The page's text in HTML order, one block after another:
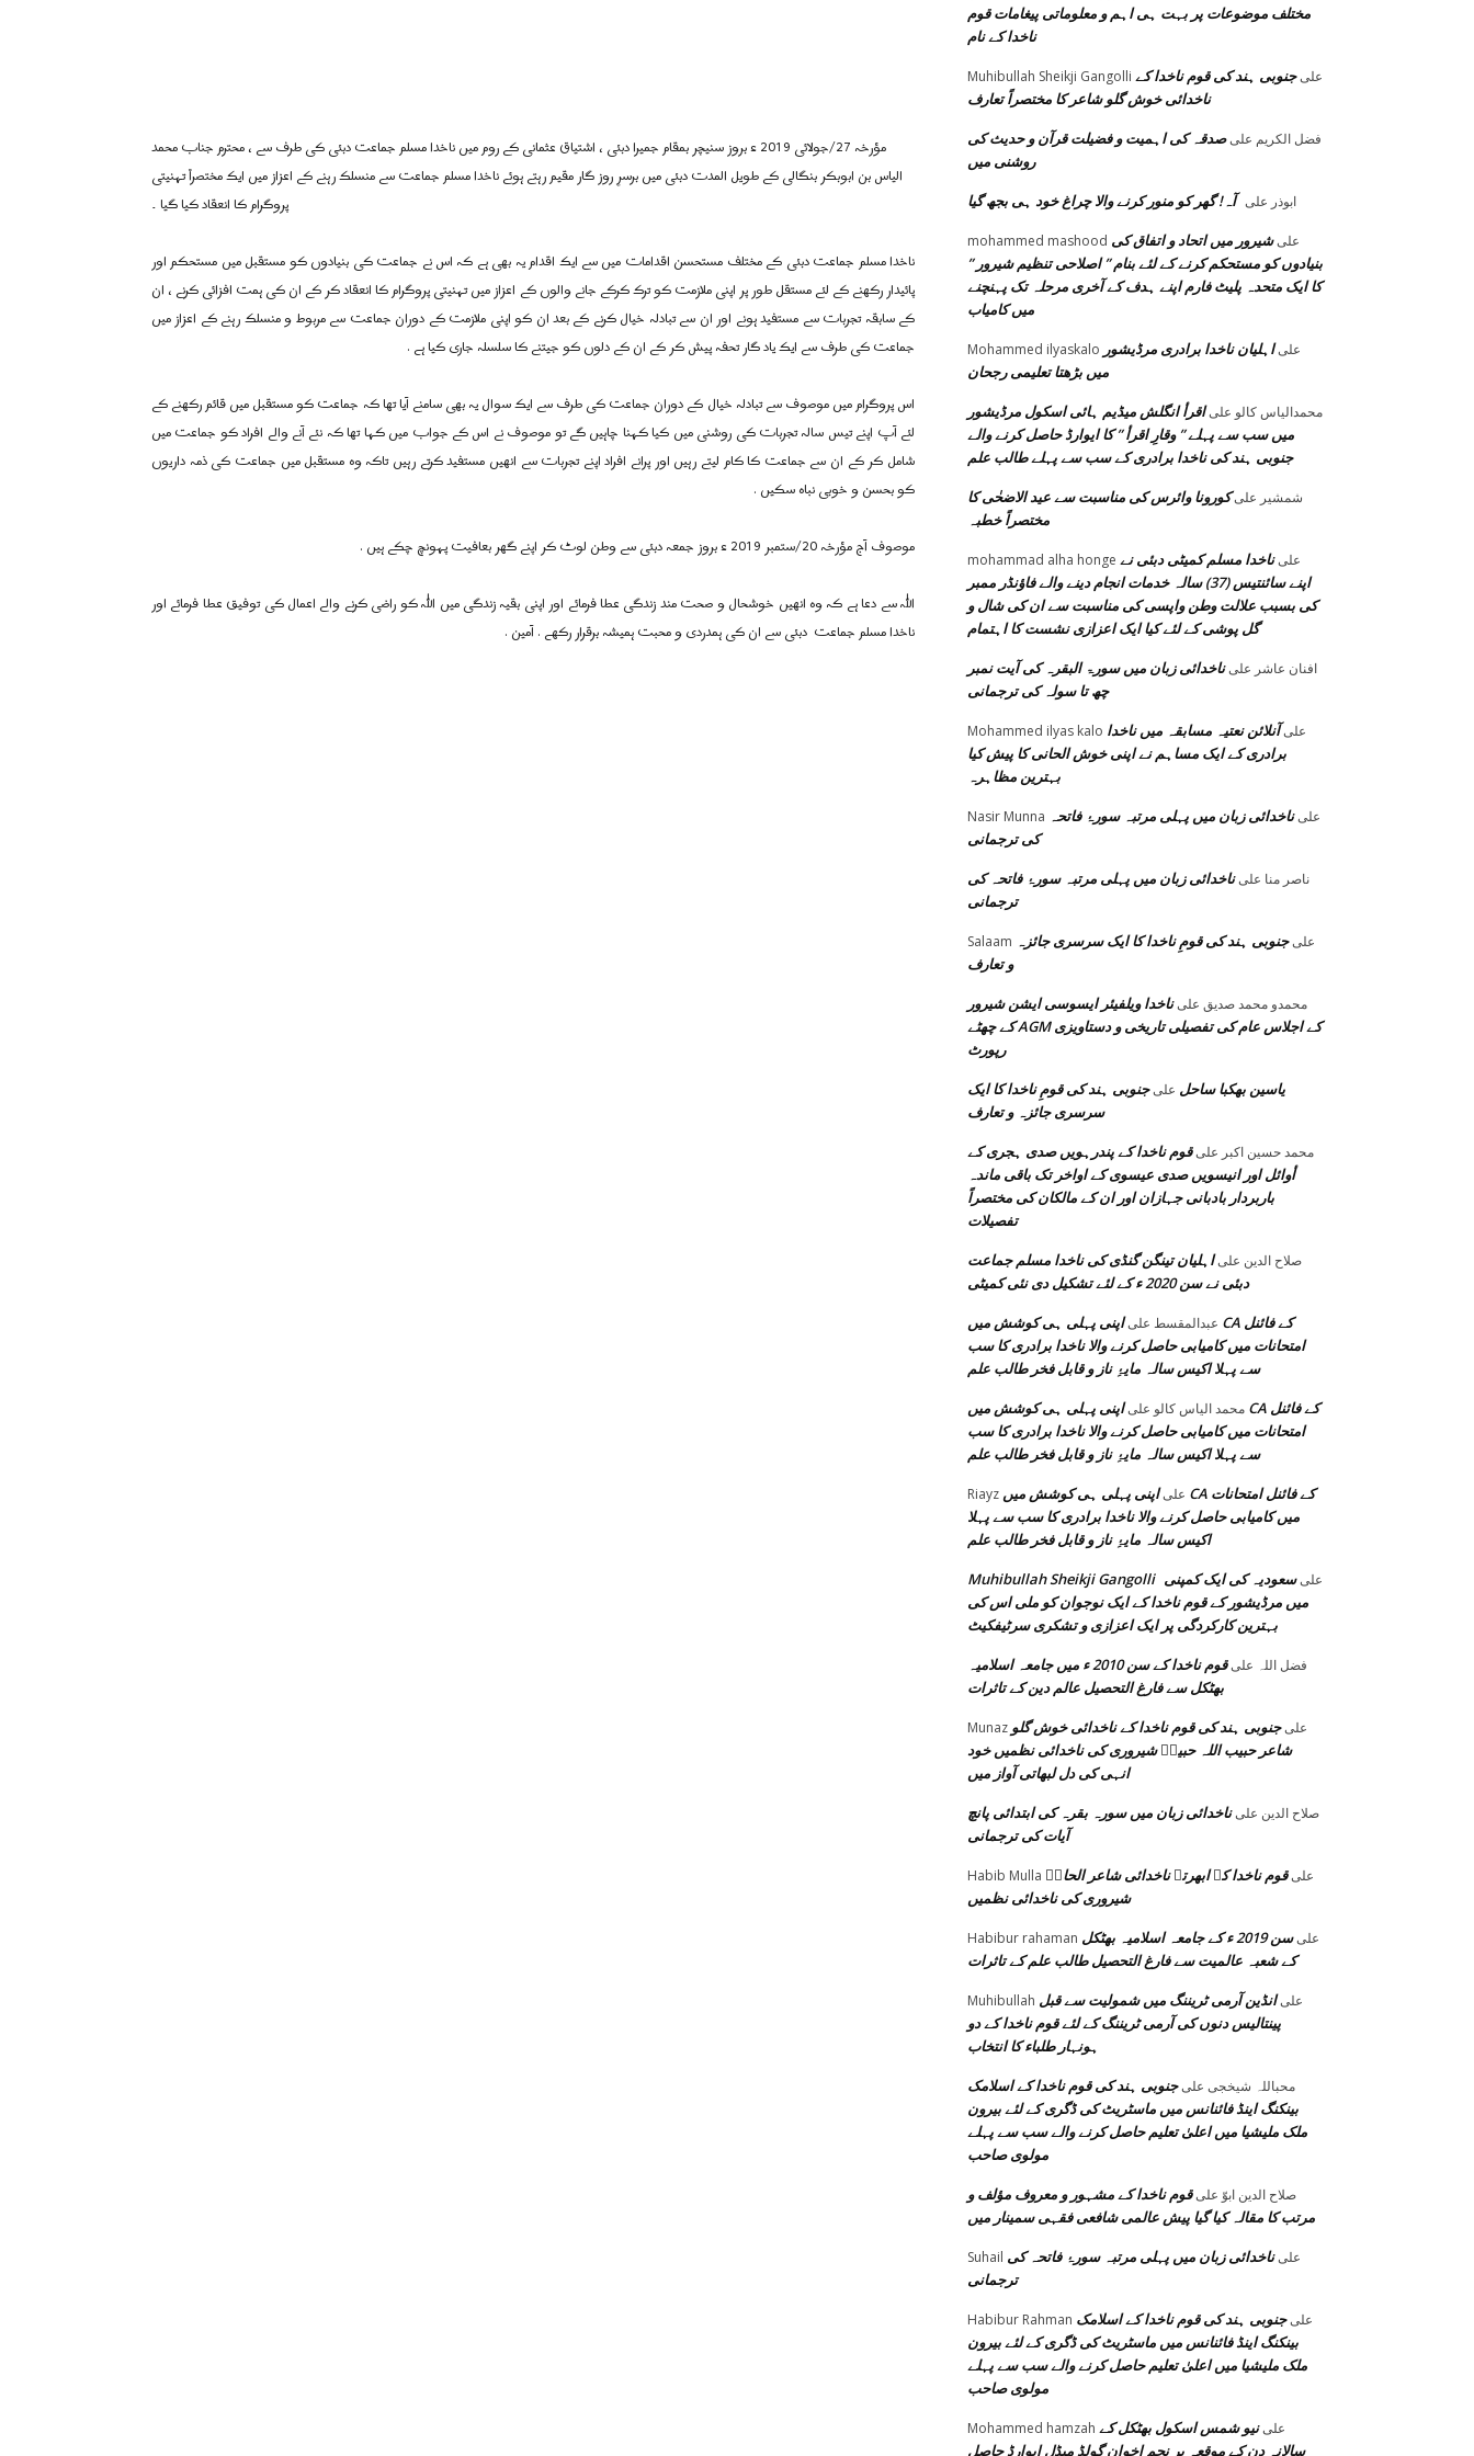
مؤرخہ 27/جولائی 2019 ء بروز سنیچر بمقام جمیرا دبئی ، اشتیاق عثمانی کے روم میں ناخدا مسلم جماعت دبئی کی طرف سے ، محترم جناب محمد
الیاس بن ابوبکر بنگالی کے طویل المدت دبئی میں برسرِ روز گار مقیم رہتے ہوئے ناخدا مسلم جماعت سے منسلک رہنے کے اعزاز میں ایک مختصراً تہنیتی
پروگرام کا انعقاد کیا گیا ۔
ناخدا مسلم جماعت دبئی کے مختلف مستحسن اقدامات میں سے ایک اقدام یہ بھی ہے کہ اس نے جماعت کی بنیادوں کو مستقبل میں مستحکم اور
پائیدار رکھنے کے لئے مستقل طور پر اپنی ملازمت کو ترک کرکے جانے والوں کے اعزاز میں تہنیتی پروگرام کا انعقاد کر کے ان کی ہمت افزائی کرنے ، ان
کے سابقہ تجربات سے مستفید ہونے اور ان سے تبادلہ خیال کرنے کے بعد ان کو اپنی ملازمت کے دوران جماعت سے مربوط و منسلک رہنے کے اعزاز میں
جماعت کی طرف سے ایک یاد گار تحفہ پیش کر کے ان کے دلوں کو جیتنے کا سلسلہ جاری کیا ہے .
اس پروگرام میں موصوف سے تبادلہ خیال کے دوران جماعت کی طرف سے ایک سوال یہ بھی سامنے آیا تھا کہ جماعت کو مستقبل میں قائم رکھنے کے
لئے آپ اپنے تیس سالہ تجربات کی روشنی میں کیا کہنا چاہیں گے تو موصوف نے اس کے جواب میں کہا تھا کہ نئے آنے والے افراد کو جماعت میں
شامل کر کے ان سے جماعت کا کام لیتے رہیں اور پرانے افراد اپنے تجربات سے انھیں مستفید کرتے رہیں تاکہ وہ مستقبل میں جماعت کی ذمہ داریوں
کو بحسن و خوبی نباہ سکیں .
موصوف آج مؤرخہ 20/ستمبر 2019 ء بروز جمعہ دبئی سے وطن لوٹ کر اپنے گھر بعافیت پہونچ چکے ہیں .
اللہ سے دعا ہے کہ وہ انھیں خوشحال و صحت مند زندگی عطا فرمائے اور اپنی بقیہ زندگی میں اللہ کو راضی کرنے والے اعمال کی توفیق عطا فرمائے اور
ناخدا مسلم جماعت دبئی سے ان کی ہمدردی و محبت ہمیشہ برقرار رکھے . آمین .
مختلف موضوعات پر بہت ہی اہم و معلوماتی پیغامات قوم
ناخدا کے نام
Muhibullah Sheikji Gangolli علىجنوبی ہند کی قوم ناخدا کے
ناخدائی خوش گلو شاعر کا مختصراً تعارف
فضل الكريم علىصدقہ کی اہمیت و فضیلت قرآن و حدیث کی
روشنی میں
ابوذر على آہ! گھر کو منور کرنے والا چراغ خود ہی بجھ گیا
mohammed mashood علىشیرور میں اتحاد و اتفاق کی
بنیادوں کو مستحکم کرنے کے لئے بنام ” اصلاحی تنظیم شیرور ”
کا ایک متحدہ پلیٹ فارم اپنے ہدف کے آخری مرحلہ تک پہنچنے
میں کامیاب
Mohammed ilyaskalo علىاہلیان ناخدا برادری مرڈیشور
میں بڑھتا تعلیمی رجحان
محمدالیاس کالو علىاقرأ انگلش میڈیم ہائی اسکول مرڈیشور
میں سب سے پہلے ” وقارِ اقرأ ” کا ایوارڈ حاصل کرنے والے
جنوبی ہند کی ناخدا برادری کے سب سے پہلے طالب علم
شمشیر علىکورونا وائرس کی مناسبت سے عید الاضحٰی کا
مختصراً خطبہ
mohammad alha honge علىناخدا مسلم کمیٹی دبئی نے
اپنے سائنتیس (37) سالہ خدمات انجام دینے والے فاؤنڈر ممبر
کی بسبب علالت وطن واپسی کی مناسبت سے ان کی شال و
گل پوشی کے لئے کیا ایک اعزازی نشست کا اہتمام
افنان عاشر علىناخدائی زبان میں سورۃ البقرہ کی آیت نمبر
چھ تا سولہ کی ترجمانی
Mohammed ilyas kalo علىآنلائن نعتیہ مسابقہ میں ناخدا
برادری کے ایک مساہم نے اپنی خوش الحانی کا پیش کیا
بہترین مظاہرہ
Nasir Munna علىناخدائی زبان میں پہلی مرتبہ سورۂ فاتحہ
کی ترجمانی
ناصر منا علىناخدائی زبان میں پہلی مرتبہ سورۂ فاتحہ کی
ترجمانی
Salaam علىجنوبی ہند کی قومِ ناخدا کا ایک سرسری جائزہ
و تعارف
محمدو محمد صدیق علىناخدا ویلفیئر ایسوسی ایشن شیرور
کے چھٹے AGM کے اجلاس عام کی تفصیلی تاریخی و دستاویزی
رپورٹ
یاسین بھکبا ساحل علىجنوبی ہند کی قومِ ناخدا کا ایک
سرسری جائزہ و تعارف
محمد حسين اكبر علىقوم ناخدا کے پندرہویں صدی ہجری کے
أوائل اور انیسویں صدی عیسوی کے اواخر تک باقی ماندہ
باربردار بادبانی جہازان اور ان کے مالکان کی مختصراً
تفصیلات
صلاح الدین علىاہلیان تینگن گنڈی کی ناخدا مسلم جماعت
دبئی نے سن 2020 ء کے لئے تشکیل دی نئی کمیٹی
عبدالمقسط علىاپنی پہلی ہی کوشش میں CA کے فائنل
امتحانات میں کامیابی حاصل کرنے والا ناخدا برادری کا سب
سے پہلا اکیس سالہ مایۂِ ناز و قابل فخر طالب علم
محمد الیاس کالو علىاپنی پہلی ہی کوشش میں CA کے فائنل
امتحانات میں کامیابی حاصل کرنے والا ناخدا برادری کا سب
سے پہلا اکیس سالہ مایۂِ ناز و قابل فخر طالب علم
Riayz علىاپنی پہلی ہی کوشش میں CA کے فائنل امتحانات
میں کامیابی حاصل کرنے والا ناخدا برادری کا سب سے پہلا
اکیس سالہ مایۂِ ناز و قابل فخر طالب علم
Muhibullah Sheikji Gangolli
علىسعودیہ کی ایک کمپنی
میں مرڈیشور کے قوم ناخدا کے ایک نوجوان کو ملی اس کی
بہترین کارکردگی پر ایک اعزازی و تشکری سرٹیفکیٹ
فضل اللہ على
قوم ناخدا کے سن 2010 ء میں جامعہ اسلامیہ
بھٹکل سے فارغ التحصیل عالم دین کے تاثرات
Munaz علىجنوبی ہند کی قوم ناخدا کے ناخدائی خوش گلو
شاعر حبیب اللہ حبیبؔ شیروری کی ناخدائی نظمیں خود
انہی کی دل لبھاتی آواز میں
صلاح الدین علىناخدائی زبان میں سورہ بقرہ کی ابتدائی پانچ
آیات کی ترجمانی
Habib Mulla علىقوم ناخدا کے ابھرتے ناخدائی شاعر الحاحؔ
شیروری کی ناخدائی نظمیں
Habibur rahaman على
سن 2019 ء کے جامعہ اسلامیہ بھٹکل
کے شعبہ عالمیت سے فارغ التحصیل طالب علم کے تاثرات
Muhibullah علىانڈین آرمی ٹریننگ میں شمولیت سے قبل
پینتالیس دنوں کی آرمی ٹریننگ کے لئے قوم ناخدا کے دو
ہونہار طلباء کا انتخاب
محباللہ شیخجی علىجنوبی ہند کی قوم ناخدا کے اسلامک
بینکنگ اینڈ فائنانس میں ماسٹریٹ کی ڈگری کے لئے بیرون
ملک ملیشیا میں اعلیٰ تعلیم حاصل کرنے والے سب سے پہلے
مولوی صاحب
صلاح الدین ابوّ علىقوم ناخدا کے مشہور و معروف مؤلف و
مرتب کا مقالہ کیا گیا پیش عالمی شافعی فقہی سمینار میں
Suhail علىناخدائی زبان میں پہلی مرتبہ سورۂ فاتحہ کی
ترجمانی
Habibur Rahman علىجنوبی ہند کی قوم ناخدا کے اسلامک
بینکنگ اینڈ فائنانس میں ماسٹریٹ کی ڈگری کے لئے بیرون
ملک ملیشیا میں اعلیٰ تعلیم حاصل کرنے والے سب سے پہلے
مولوی صاحب
Mohammed hamzah علىنیو شمس اسکول بھٹکل کے
سالانہ دن کے موقعہ پر نجم اخوان گولڈ میڈل ایوارڈ حاصل